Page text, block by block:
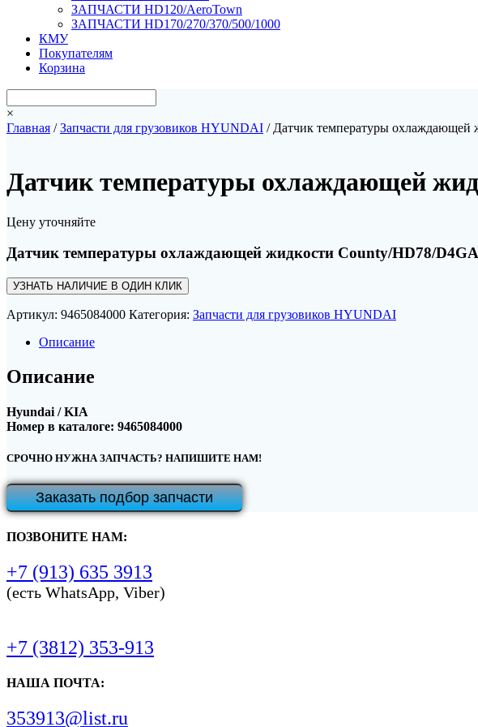
ЗАПЧАСТИ HD120/AeroTown
ЗАПЧАСТИ HD170/270/370/500/1000
КМУ
Покупателям
Корзина
×
Главная /Запчасти для грузовиков HYUNDAI / Датчик температуры
Датчик температуры охлаждающей
Цену уточняйте
Датчик температуры охлаждающей жидкости County/HD78/
УЗНАТЬ НАЛИЧИЕ В ОДИН КЛИК
Артикул: 9465084000 Категория: Запчасти для грузовиков HYUNDAI
Описание
Описание
Hyundai / KIA
Номер в каталоге: 9465084000
СРОЧНО НУЖНА ЗАПЧАСТЬ? НАПИШИТЕ НАМ!
Заказать подбор запчасти
ПОЗВОНИТЕ НАМ:
+7 (913) 635 3913
(есть WhatsApp, Viber)
+7 (3812) 353-913
НАША ПОЧТА:
353913@list.ru